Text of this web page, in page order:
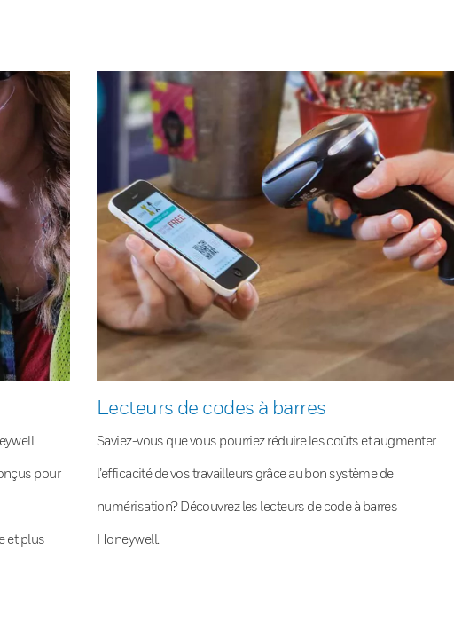
pour
et plus
Lecteurs de codes à barres
Saviez-vous que vous pourriez réduire les coûts et augmenter
l’efficacité de vos travailleurs grâce au bon système de
numérisation? Découvrez les lecteurs de code à barres
Honeywell.